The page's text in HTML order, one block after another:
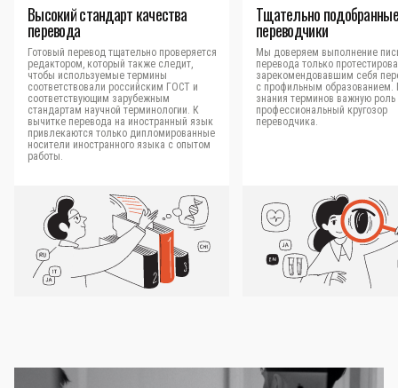
Высокий стандарт качества
перевода
Готовый перевод тщательно проверяется
редактором, который также следит,
чтобы используемые термины
соответствовали российским ГОСТ и
соответствующим зарубежным
стандартам научной терминологии. К
вычитке перевода на иностранный язык
привлекаются только дипломированные
носители иностранного языка с опытом
работы.
Тщательно подобранные
переводчики
Мы доверяем выполнение
перевода только
зарекомендовавшим себя
с профильным
знания терминов важную роль
профессиональный кругозор
переводчика.